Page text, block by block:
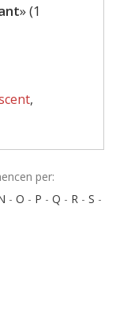
» (1
,
per:
- O - P - Q - R - S -